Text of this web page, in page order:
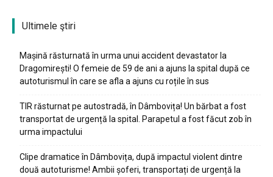
Ultimele ştiri
Mașină răsturnată în urma unui accident devastator la
Dragomirești! O femeie de 59 de ani a ajuns la spital după ce
autoturismul în care se afla a ajuns cu roțile în sus
TIR răsturnat pe autostradă, în Dâmbovița! Un bărbat a fost
transportat de urgență la spital. Parapetul a fost făcut zob în
urma impactului
Clipe dramatice în Dâmbovița, după impactul violent dintre
două autoturisme! Ambii șoferi, transportați de urgență la